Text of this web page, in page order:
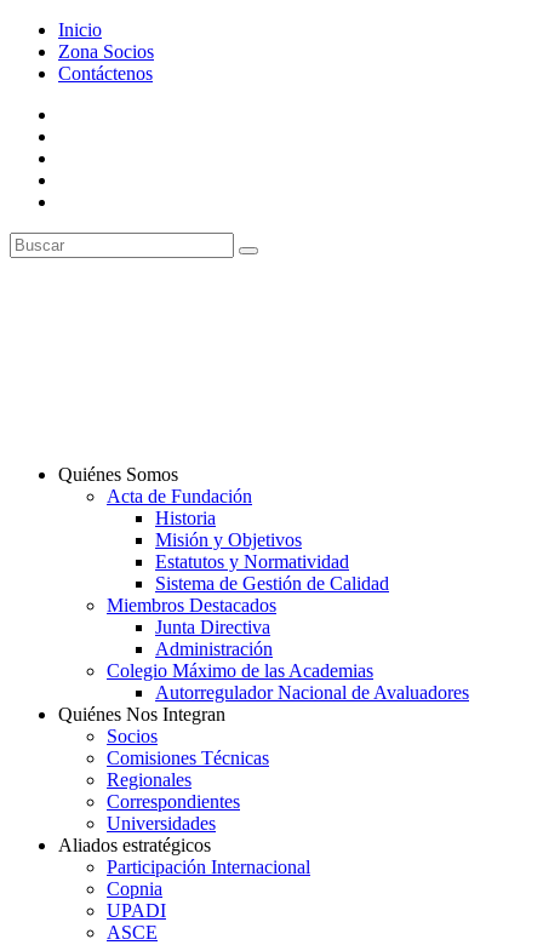
Inicio
Zona Socios
Contáctenos
Quiénes Somos
Acta de Fundación
Historia
Misión y Objetivos
Estatutos y Normatividad
Sistema de Gestión de Calidad
Miembros Destacados
Junta Directiva
Administración
Colegio Máximo de las Academias
Autorregulador Nacional de Avaluadores
Quiénes Nos Integran
Socios
Comisiones Técnicas
Regionales
Correspondientes
Universidades
Aliados estratégicos
Participación Internacional
Copnia
UPADI
ASCE